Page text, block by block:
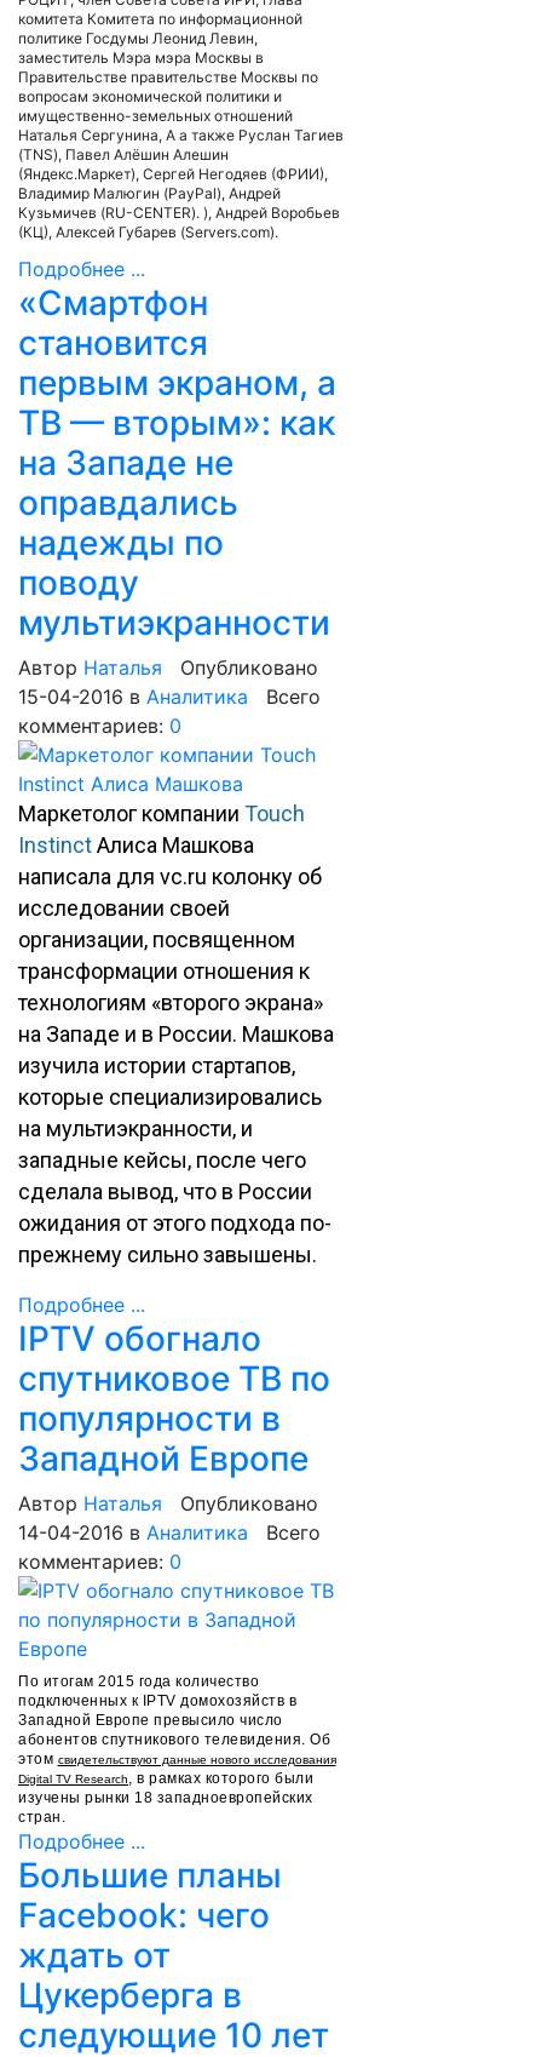
комитета Комитета по информационной
политике Госдумы Леонид Левин,
заместитель Мэра мэра Москвы в
Правительстве правительстве Москвы по
вопросам экономической политики и
имущественно-земельных отношений
Наталья Сергунина, А а также Руслан Тагиев
(TNS), Павел Алёшин Алешин
(Яндекс.Маркет), Сергей Негодяев (ФРИИ),
Владимир Малюгин (PayPal), Андрей
Кузьмичев (RU-CENTER). ), Андрей Воробьев
(КЦ), Алексей Губарев (Servers.com).
Подробнее ...
«Смартфон
становится
первым экраном, а
ТВ — вторым»: как
на Западе не
оправдались
надежды по
поводу
мультиэкранности
Автор Наталья
Опубликовано
15-04-2016 в Аналитика Всего
комментариев: 0
Маркетолог компании Touch
InstinctАлиса Машкова
написала для vc.ru колонку об
исследовании своей
организации, посвященном
трансформации отношения к
технологиям «второго экрана»
на Западе и в России. Машкова
изучила истории стартапов,
которые специализировались
на мультиэкранности, и
западные кейсы, после чего
сделала вывод, что в России
ожидания от этого подхода по-
прежнему сильно завышены.
Подробнее ...
IPTV обогнало
спутниковое ТВ по
популярности в
Западной Европе
Автор Наталья
Опубликовано
14-04-2016 в Аналитика Всего
комментариев: 0
По итогам 2015 года количество
подключенных к IPTV домохозяйств в
Западной Европе превысило число
абонентов спутникового телевидения. Об
этом свидетельствуют данные нового исследования
Digital TV Research, в рамках которого были
изучены рынки 18 западноевропейских
стран.
Подробнее ...
Большие планы
Facebook: чего
ждать от
Цукерберга в
следующие 10 лет